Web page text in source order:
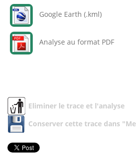
Google Earth (.kml)
Analyse au format PDF
Eliminer le trace et l'analyse
Conserver cette trace dans